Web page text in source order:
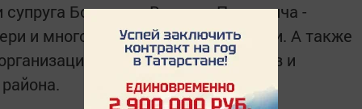
Бомонина Виктора Петровича -
и многочисленные родственники. А также
и трудовых коллективов и